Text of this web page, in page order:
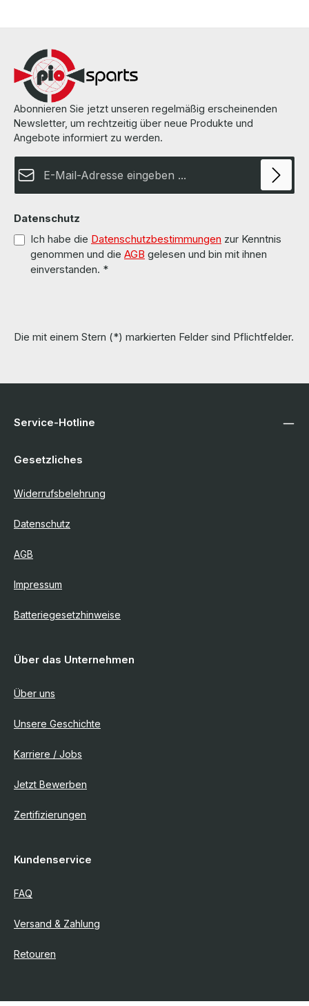
Software
Speicherlösungen & SSDs
Telekommunikation
Blog
Über uns
Abonnieren Sie jetzt unseren regelmäßig erscheinenden
Newsletter, um rechtzeitig über neue Produkte und
Angebote informiert zu werden.
Datenschutz
Ich habe die Datenschutzbestimmungen zur Kenntnis
genommen und die AGB gelesen und bin mit ihnen
einverstanden. *
Die mit einem Stern (*) markierten Felder sind Pflichtfelder.
Service-Hotline
Gesetzliches
Widerrufsbelehrung
Datenschutz
AGB
Impressum
Batteriegesetzhinweise
Über das Unternehmen
Über uns
Unsere Geschichte
Karriere / Jobs
Jetzt Bewerben
Zertifizierungen
Kundenservice
FAQ
Versand & Zahlung
Retouren